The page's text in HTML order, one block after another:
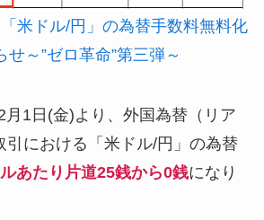
米ドル/円」の為替手数料無料化
せ～”ゼロ革命”第三弾～
月1日(金)より、外国為替（リア
引における「米ドル/円」の為替
あたり片道25銭から0銭になり